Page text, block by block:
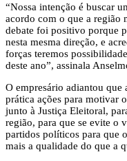
“Nossa intenção é buscar
acordo com o que a região
debate foi positivo porque
nesta mesma direção, e
forças teremos
deste ano”, assinala
O empresário adiantou que
prática ações para motivar
junto à Justiça Eleitoral,
região, para que se evite o
partidos políticos para que
mais a qualidade do que a